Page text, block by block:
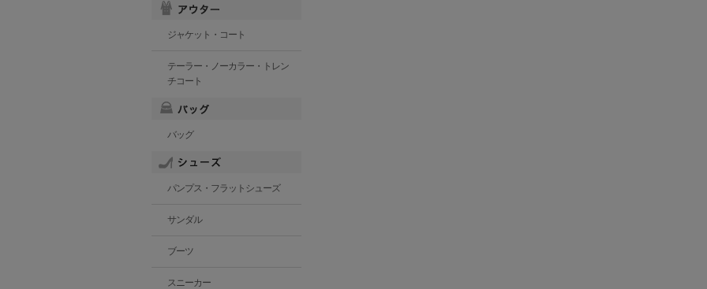
ジャケット・コート
テーラー・ノーカラー・トレン
チコート
バッグ
パンプス・フラットシューズ
サンダル
ブーツ
スニーカー